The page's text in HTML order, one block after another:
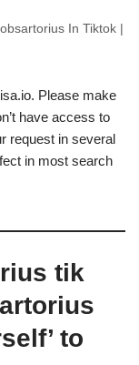
In Tiktok |
Please make
have access to
request in several
in most search
tik
to